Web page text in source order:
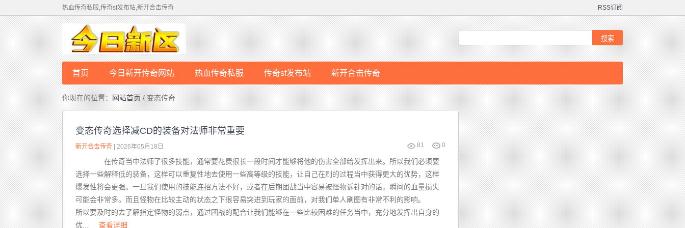
RSS订阅
热血传奇私服,传奇sf发布站,新开合击传奇
首页 今日新开传奇网站 热血传奇私服 传奇sf发布站 新开合击传奇
你现在的位置：网站首页/ 变态传奇
变态传奇选择减CD的装备对法师非常重要
81 0
新开合击传奇 | 2026年05月18日
在传奇当中法师了很多技能，通常要花费很长一段时间才能够将他的伤害全部给发挥出来。所以我们必须要
选择一些解释低的装备，这样可以重复性地去使用一些高等级的技能，让自己在刷的过程当中获得更大的优势，这样
爆发性将会更强。一旦我们使用的技能连招方法不好，或者在后期团战当中容易被怪物诉针对的话，瞬间的血量损失
可能会非常多。而且怪物在比较主动的状态之下很容易突进到玩家的面前，对我们单人刷图有非常不利的影响。
所以要及时的去了解指定怪物的弱点，通过团战的配合让我们能够在一些比较困难的任务当中，充分地发挥出自身的
优...
查看详细